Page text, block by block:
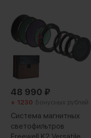
48 990 ₽
+ 1230 Бонусных рублей
Система магнитных
светофильтров